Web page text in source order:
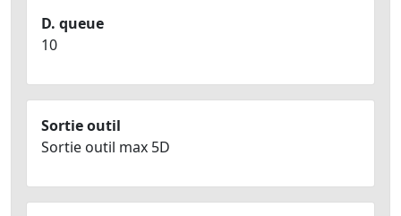
D. queue
10
Sortie outil
Sortie outil max 5D